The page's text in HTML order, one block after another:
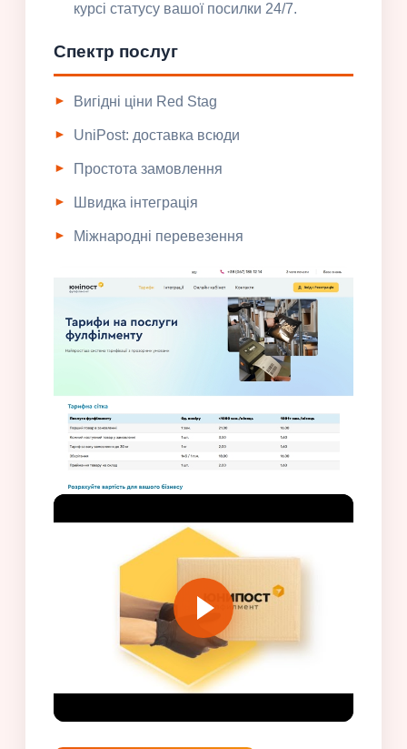
курсі статусу вашої посилки 24/7.
Спектр послуг
Вигідні ціни Red Stag
UniPost: доставка всюди
Простота замовлення
Швидка інтеграція
Міжнародні перевезення